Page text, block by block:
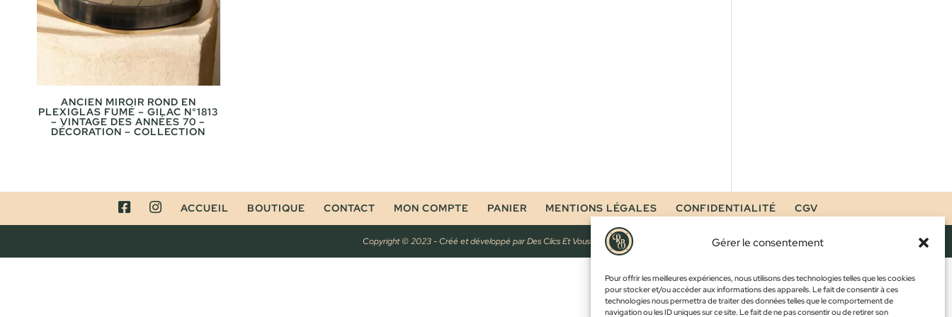
Gérer le consentement
Pour offrir les meilleures expériences, nous utilisons des technologies telles que les cookies
pour stocker et/ou accéder aux informations des appareils. Le fait de consentir à ces
technologies nous permettra de traiter des données telles que le comportement de
navigation ou les ID uniques sur ce site. Le fait de ne pas consentir ou de retirer son
ANCIEN MIROIR ROND EN
PLEXIGLAS FUMÉ – GILAC N°1813
– VINTAGE DES ANNÉES 70 –
DÉCORATION – COLLECTION
FACEBOOKINSTAGRAM
ACCUEIL BOUTIQUE CONTACT MON COMPTE PANIER MENTIONS LÉGALES CONFIDENTIALITÉ CGV
Copyright © 2023 - Créé et développé parDes Clics Et Vous